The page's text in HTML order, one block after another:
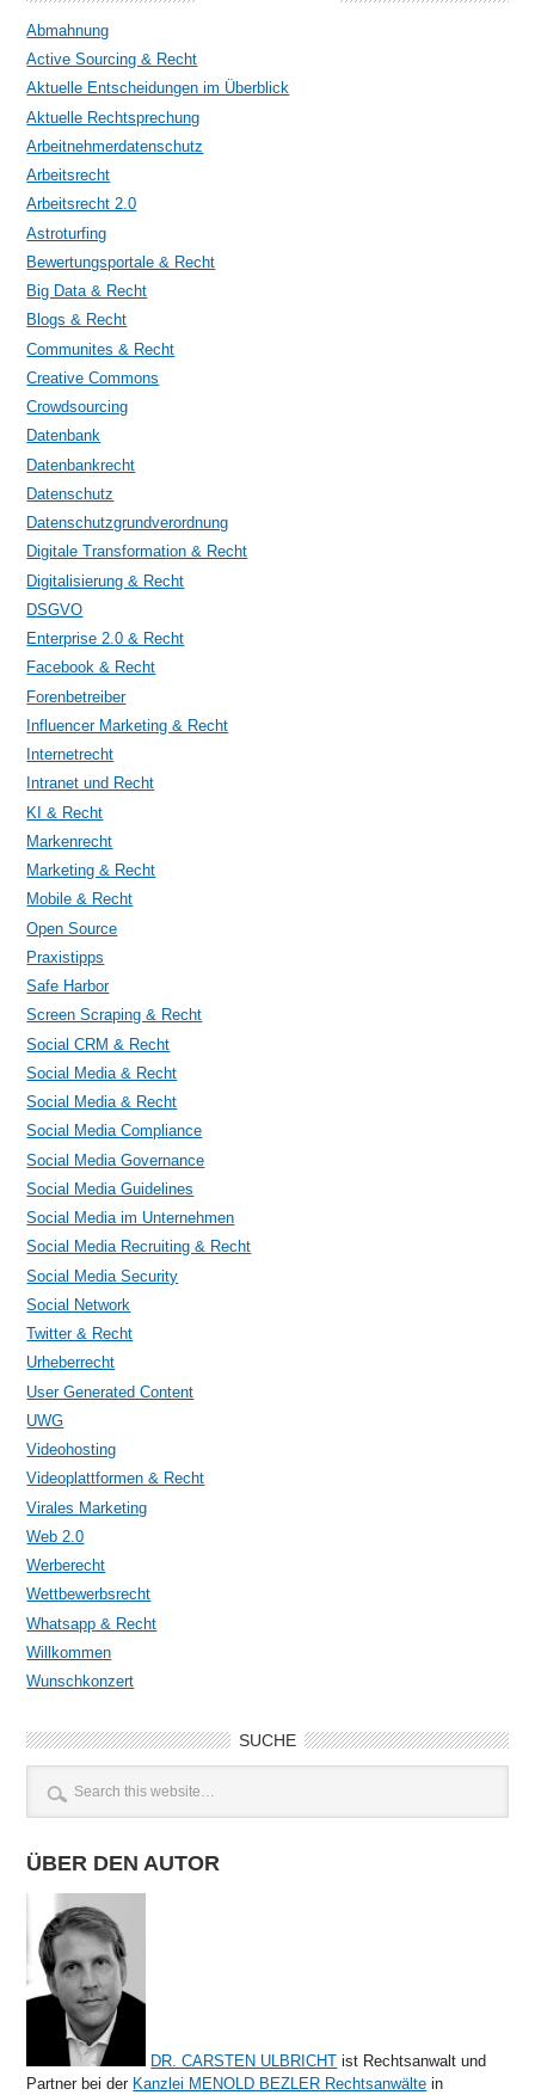
Abmahnung
Active Sourcing & Recht
Aktuelle Entscheidungen im Überblick
Aktuelle Rechtsprechung
Arbeitnehmerdatenschutz
Arbeitsrecht
Arbeitsrecht 2.0
Astroturfing
Bewertungsportale & Recht
Big Data & Recht
Blogs & Recht
Communites & Recht
Creative Commons
Crowdsourcing
Datenbank
Datenbankrecht
Datenschutz
Datenschutzgrundverordnung
Digitale Transformation & Recht
Digitalisierung & Recht
DSGVO
Enterprise 2.0 & Recht
Facebook & Recht
Forenbetreiber
Influencer Marketing & Recht
Internetrecht
Intranet und Recht
KI & Recht
Markenrecht
Marketing & Recht
Mobile & Recht
Open Source
Praxistipps
Safe Harbor
Screen Scraping & Recht
Social CRM & Recht
Social Media & Recht
Social Media & Recht
Social Media Compliance
Social Media Governance
Social Media Guidelines
Social Media im Unternehmen
Social Media Recruiting & Recht
Social Media Security
Social Network
Twitter & Recht
Urheberrecht
User Generated Content
UWG
Videohosting
Videoplattformen & Recht
Virales Marketing
Web 2.0
Werberecht
Wettbewerbsrecht
Whatsapp & Recht
Willkommen
Wunschkonzert
SUCHE
ÜBER DEN AUTOR
DR. CARSTEN ULBRICHT ist Rechtsanwalt und
Partner bei der Kanzlei MENOLD BEZLER Rechtsanwälte in